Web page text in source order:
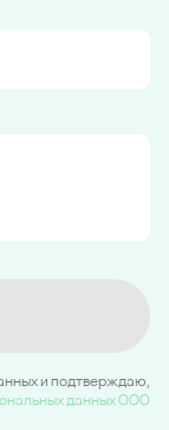
и подтверждаю,
данных ООО